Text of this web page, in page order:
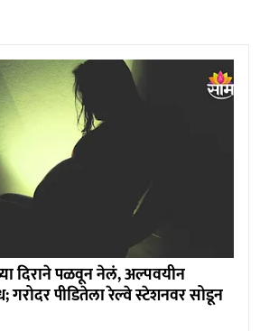
दिराने पळवून नेलं, अल्पवयीन
पीडितेला रेल्वे स्टेशनवर सोडून